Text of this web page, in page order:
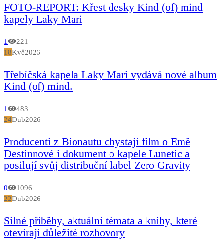
FOTO-REPORT: Křest desky Kind (of) mind
kapely Laky Mari
1
221
18Kvě2026
Třebíčská kapela Laky Mari vydává nové album
Kind (of) mind.
1
483
24Dub2026
Producenti z Bionautu chystají film o Emě
Destinnové i dokument o kapele Lunetic a
posilují svůj distribuční label Zero Gravity
0
1096
22Dub2026
Silné příběhy, aktuální témata a knihy, které
otevírají důležité rozhovory